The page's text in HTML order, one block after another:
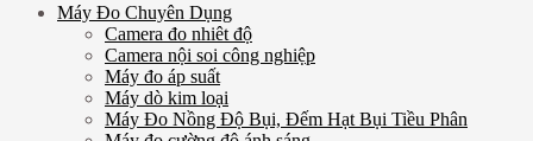
Máy Đo Chuyên Dụng
Camera đo nhiêt độ
Camera nội soi công nghiệp
Máy đo áp suất
Máy dò kim loại
Máy Đo Nồng Độ Bụi, Đếm Hạt Bụi Tiều Phân